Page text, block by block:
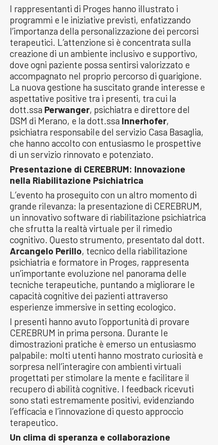
I rappresentanti di Proges hanno illustrato i
programmi e le iniziative previsti, enfatizzando
l’importanza della personalizzazione dei percorsi
terapeutici. L’attenzione si è concentrata sulla
creazione di un ambiente inclusivo e supportivo,
dove ogni paziente possa sentirsi valorizzato e
accompagnato nel proprio percorso di guarigione.
La nuova gestione ha suscitato grande interesse e
aspettative positive tra i presenti, tra cui la
dott.ssa Perwanger, psichiatra e direttore del
DSM di Merano, e la dott.ssa Innerhofer,
psichiatra responsabile del servizio Casa Basaglia,
che hanno accolto con entusiasmo le prospettive
di un servizio rinnovato e potenziato.
Presentazione di CEREBRUM: Innovazione
nella Riabilitazione Psichiatrica
L’evento ha proseguito con un altro momento di
grande rilevanza: la presentazione di CEREBRUM,
un innovativo software di riabilitazione psichiatrica
che sfrutta la realtà virtuale per il rimedio
cognitivo. Questo strumento, presentato dal dott.
Arcangelo Perillo, tecnico della riabilitazione
psichiatria e formatore in Proges, rappresenta
un’importante evoluzione nel panorama delle
tecniche terapeutiche, puntando a migliorare le
capacità cognitive dei pazienti attraverso
esperienze immersive in setting ecologico.
I presenti hanno avuto l’opportunità di provare
CEREBRUM in prima persona. Durante le
dimostrazioni pratiche è emerso un entusiasmo
palpabile: molti utenti hanno mostrato curiosità e
sorpresa nell’interagire con ambienti virtuali
progettati per stimolare la mente e facilitare il
recupero di abilità cognitive. I feedback ricevuti
sono stati estremamente positivi, evidenziando
l’efficacia e l’innovazione di questo approccio
terapeutico.
Un clima di speranza e collaborazione